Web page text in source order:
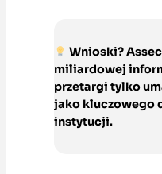
Wnioski?
miliardowej
przetargi tylko
jako kluczowego
instytucji.